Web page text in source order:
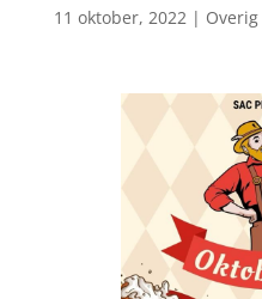
11 oktober, 2022| Overig